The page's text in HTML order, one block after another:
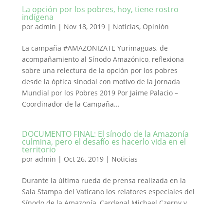
La opción por los pobres, hoy, tiene rostro
indígena
por admin | Nov 18, 2019| Noticias, Opinión
La campaña #AMAZONIZATE Yurimaguas, de
acompañamiento al Sínodo Amazónico, reflexiona
sobre una relectura de la opción por los pobres
desde la óptica sinodal con motivo de la Jornada
Mundial por los Pobres 2019 Por Jaime Palacio –
Coordinador de la Campaña...
DOCUMENTO FINAL: El sínodo de la Amazonía
culmina, pero el desafío es hacerlo vida en el
territorio
por admin | Oct 26, 2019| Noticias
Durante la última rueda de prensa realizada en la
Sala Stampa del Vaticano los relatores especiales del